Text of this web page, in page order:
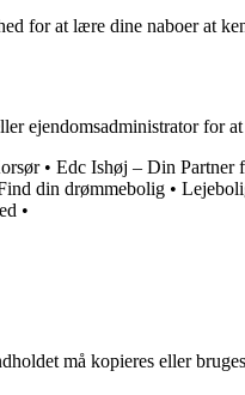
for at lære dine naboer at
ejendomsadministrator for
• Edc Ishøj – Din Partner
din drømmebolig •
•
må kopieres eller